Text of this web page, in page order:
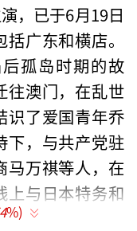
，已于6月19日
广东和横店。
孤岛时期的故
往澳门，在乱世
识了爱国青年乔
下，与共产党驻
马万祺等人，在
上与日本特务和
。
%)